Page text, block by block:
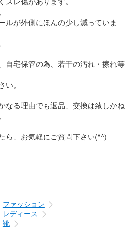
ルが外側にほんの少し減っていま
自宅保管の為、若干の汚れ・擦れ等
。
なる理由でも返品、交換は致しかね
ら、お気軽にご質問下さい(^^)
ファッション
レディース
靴